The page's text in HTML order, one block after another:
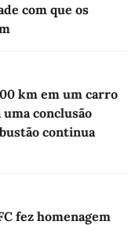
com que os
km em um carro
conclusão
continua
fez homenagem